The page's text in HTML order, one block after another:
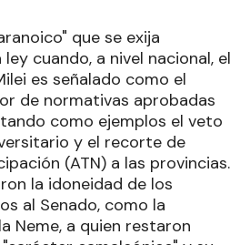
que se exija
cuando, a nivel nacional, el
es señalado como el
de normativas aprobadas
como ejemplos el veto
y el recorte de
(ATN) a las provincias.
la idoneidad de los
al Senado, como la
Neme, a quien restaron